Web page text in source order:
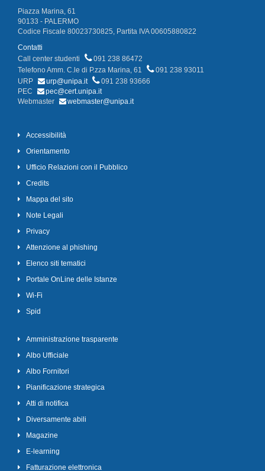
Piazza Marina, 61
90133 - PALERMO
Codice Fiscale 80023730825, Partita IVA 00605880822
Contatti
Call center studenti
091 238 86472
Telefono Amm. C.le di P.zza Marina, 61
091 238 93011
URP
urp@unipa.it
091 238 93666
PEC
pec@cert.unipa.it
Webmaster
webmaster@unipa.it
Accessibilità
Orientamento
Ufficio Relazioni con il Pubblico
Credits
Mappa del sito
Note Legali
Privacy
Attenzione al phishing
Elenco siti tematici
Portale OnLine delle Istanze
Wi-Fi
Spid
Amministrazione trasparente
Albo Ufficiale
Albo Fornitori
Pianificazione strategica
Atti di notifica
Diversamente abili
Magazine
E-learning
Fatturazione elettronica